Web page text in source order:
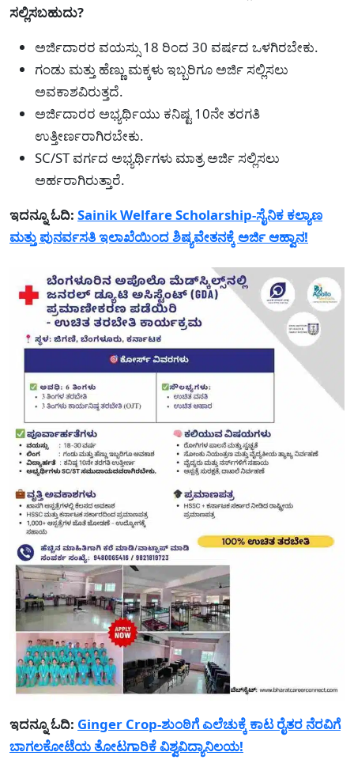
ಸಲ್ಲಿಸಬಹುದು?
ಅರ್ಜಿದಾರರ ವಯಸ್ಸು 18 ರಿಂದ 30 ವರ್ಷದ ಒಳಗಿರಬೇಕು.
ಗಂಡು ಮತ್ತು ಹೆಣ್ಣು ಮಕ್ಕಳು ಇಬ್ಬರಿಗೂ ಅರ್ಜಿ ಸಲ್ಲಿಸಲು
ಅವಕಾಶವಿರುತ್ತದೆ.
ಅರ್ಜಿದಾರರ ಅಭ್ಯರ್ಥಿಯು ಕನಿಷ್ಟ 10ನೇ ತರಗತಿ
ಉತ್ತೀರ್ಣರಾಗಿರಬೇಕು.
SC/ST ವರ್ಗದ ಅಭ್ಯರ್ಥಿಗಳು ಮಾತ್ರ ಅರ್ಜಿ ಸಲ್ಲಿಸಲು
ಅರ್ಹರಾಗಿರುತ್ತಾರೆ.
ಇದನ್ನೂ ಓದಿ: Sainik Welfare Scholarship-ಸೈನಿಕ ಕಲ್ಯಾಣ
ಮತ್ತು ಪುನರ್ವಸತಿ ಇಲಾಖೆಯಿಂದ ಶಿಷ್ಯವೇತನಕ್ಕೆ ಅರ್ಜಿ ಆಹ್ವಾನ!
ಇದನ್ನೂ ಓದಿ: Ginger Crop-ಶುಂಠಿಗೆ ಎಲೆಚುಕ್ಕೆ ಕಾಟ ರೈತರ ನೆರವಿಗೆ
ಬಾಗಲಕೋಟೆಯ ತೋಟಗಾರಿಕೆ ವಿಶ್ವವಿದ್ಯಾನಿಲಯ!